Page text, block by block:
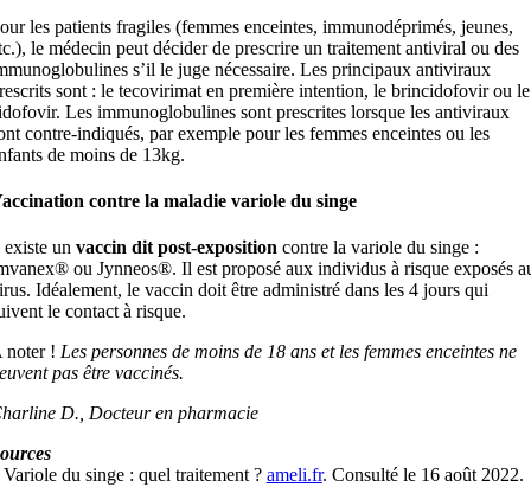
les patients fragiles (femmes enceintes, immunodéprimés, jeunes,
le médecin peut décider de prescrire un traitement antiviral ou des
s’il le juge nécessaire. Les principaux antiviraux
sont : le tecovirimat en première intention, le brincidofovir ou le
Les immunoglobulines sont prescrites lorsque les antiviraux
contre-indiqués, par exemple pour les femmes enceintes ou les
de moins de 13kg.
contre la maladie variole du singe
un vaccin dit post-exposition contre la variole du singe :
ou Jynneos®. Il est proposé aux individus à risque exposés
Idéalement, le vaccin doit être administré dans les 4 jours qui
le contact à risque.
noter ! Les personnes de moins de 18 ans et les femmes enceintes ne
pas être vaccinés.
D., Docteur en pharmacie
du singe : quel traitement ? ameli.fr. Consulté le 16 août 2022.